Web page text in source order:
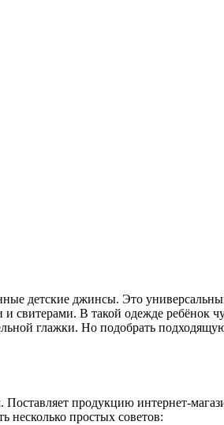
детские джинсы. Это
свитерами. В такой одежде ребёнок
глажки. Но подобрать
продукцию интернет-
несколько простых советов: